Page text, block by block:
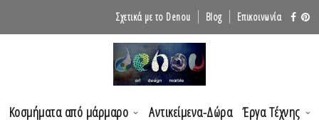
Σχετικά με το Denou Blog Επικοινωνία
Κοσμήματα από μάρμαρο Αντικείμενα-Δώρα Έργα Τέχνης